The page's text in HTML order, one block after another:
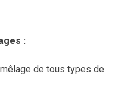
:
de tous types de